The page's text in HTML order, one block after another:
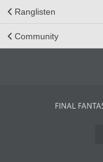
Ranglisten
Community